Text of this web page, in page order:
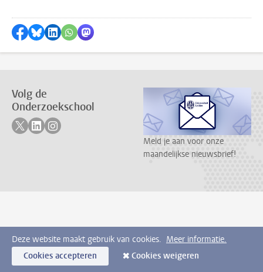
Delen op Facebook
Delen via Bluesky
Delen op LinkedIn
???shareWhatsApp???
Delen via Mastodon
Volg de
Onderzoekschool
Volg ons op twitter
Volg ons op linkedin
Volg ons op instagram
Meld je aan voor onze
maandelijkse nieuwsbrief!
Deze website maakt gebruik van cookies. Meer informatie.
Cookies accepteren
Cookies weigeren